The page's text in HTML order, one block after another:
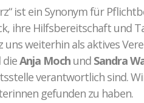
ist ein Synonym für
ihre Hilfsbereitschaft und
uns weiterhin als aktives
dieAnja Moch und Sandra
verantwortlich sind.
gefunden zu haben.